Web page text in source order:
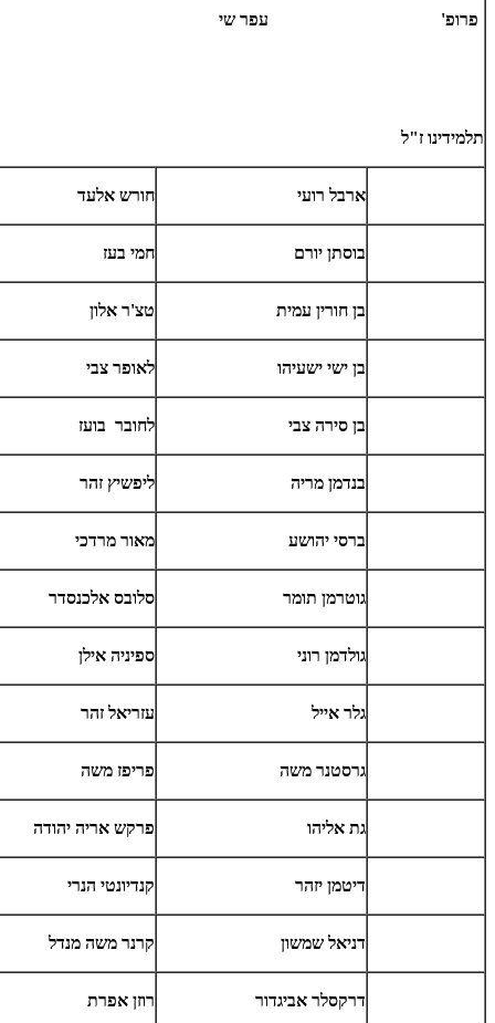
פרופ' עפר שי
תלמידינו ז"ל
ארבל רועי חורש אלעד
בוסתן יורם חמי בעז
בן חורין עמית טצ'ר אלון
בן ישי ישעיהו לאופר צבי
בן סירה צבי לחובר בועז
בנדמן מריה ליפשיץ זהר
ברסי יהושע מאור מרדכי
גוטרמן תומר סלובס אלכנסדר
גולדמן רוני ספיניה אילן
גלר אייל עזריאל זהר
גרסטנר משה פריפז משה
גת אליהו פרקש אריה יהודה
דיטמן יזהר קנדיונטי הנרי
דניאל שמשון קרנר משה מנדל
דרקסלר אביגדור רוזן אפרת